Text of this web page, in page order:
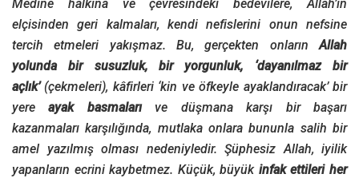
Medine halkına ve çevresindeki bedevilere, Allah’ın
elçisinden geri kalmaları, kendi nefislerini onun nefsine
tercih etmeleri yakışmaz. Bu, gerçekten onlarınAllah
yolunda bir susuzluk, bir yorgunluk, ‘dayanılmaz bir
açlık’(çekmeleri), kâfirleri ‘kin ve öfkeyle ayaklandıracak’ bir
yereayak basmalarıve düşmana karşı bir başarı
kazanmaları karşılığında, mutlaka onlara bununla salih bir
amel yazılmış olması nedeniyledir. Şüphesiz Allah, iyilik
yapanların ecrini kaybetmez. Küçük, büyük infak ettileri her